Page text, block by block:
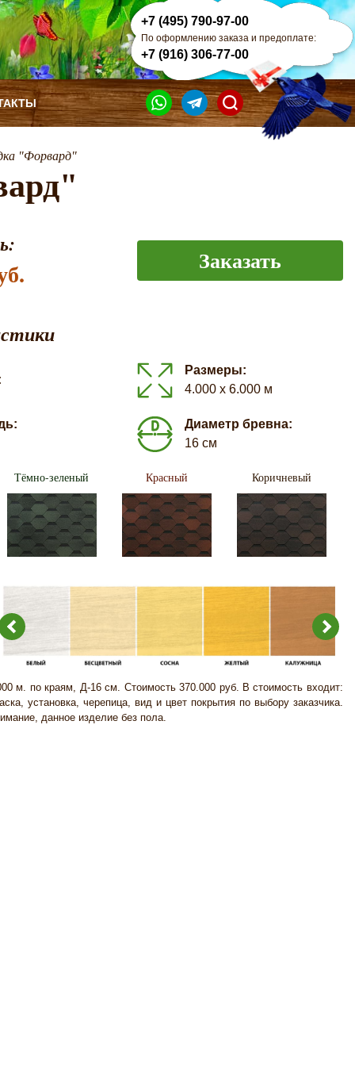
+7 (495) 790-97-00
По оформлению заказа и предоплате:
+7 (916) 306-77-00
"Форвард"
Заказать
Размеры:
4.000 х 6.000 м
Диаметр бревна:
16 см
Тёмно-зеленый Красный Коричневый
м. по краям, Д-16 см. Стоимость 370.000 руб. В стоимость входит:
установка, черепица, вид и цвет покрытия по выбору заказчика.
данное изделие без пола.